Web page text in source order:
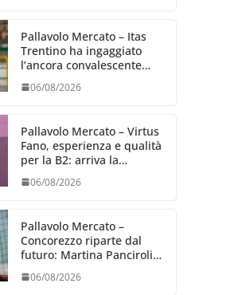
Pallavolo Mercato – Itas
Trentino ha ingaggiato
l’ancora convalescente
Alexandra Ravarini
06/08/2026
Pallavolo Mercato – Virtus
Fano, esperienza e qualità
per la B2: arriva la
schiacciatrice fermana
Alessia Castellucci
06/08/2026
Pallavolo Mercato –
Concorezzo riparte dal
futuro: Martina Panciroli è
il primo acquisto
06/08/2026